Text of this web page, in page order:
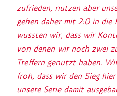
zufrieden, nutzen aber
gehen daher mit 2:0 in die
wussten wir, dass wir
von denen wir noch zwei
Treffern genutzt haben.
froh, dass wir den Sieg
unsere Serie damit